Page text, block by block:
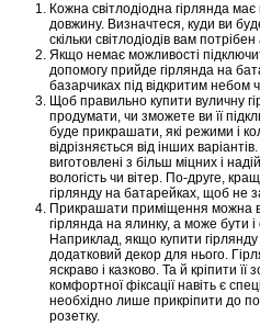
Кожна світлодіодна гірлянда має
довжину. Визначтеся, куди ви
скільки світлодіодів вам
Якщо немає можливості
допомогу прийде гірлянда на
базарчиках під відкритим небом
Щоб правильно купити вуличну
продумати, чи зможете ви її
буде прикрашати, які режими і
відрізняється від інших
виготовлені з більш міцних і
вологість чи вітер. По-друге,
гірлянду на батарейках, щоб не
Прикрашати приміщення можна
гірлянда на ялинку, а може бути
Наприклад, якщо купити
додатковий декор для нього.
яскраво і казково. Та й кріпити
комфортної фіксації навіть є
необхідно лише прикріпити до
розетку.